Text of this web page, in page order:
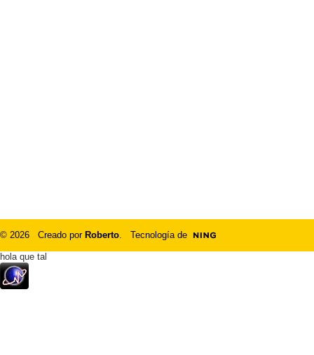
© 2026 Creado por Roberto. Tecnología de
hola que tal